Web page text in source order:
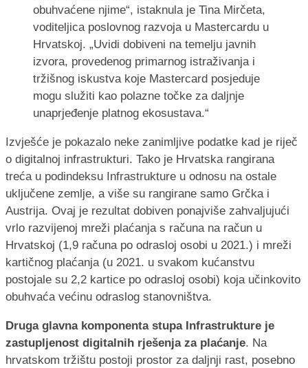
obuhvaćene njime“, istaknula je Tina Mirčeta,
voditeljica poslovnog razvoja u Mastercardu u
Hrvatskoj. „Uvidi dobiveni na temelju javnih
izvora, provedenog primarnog istraživanja i
tržišnog iskustva koje Mastercard posjeduje
mogu služiti kao polazne točke za daljnje
unaprjeđenje platnog ekosustava.“
Izvješće je pokazalo neke zanimljive podatke kad je riječ
o digitalnoj infrastrukturi. Tako je Hrvatska rangirana
treća u podindeksu Infrastrukture u odnosu na ostale
uključene zemlje, a više su rangirane samo Grčka i
Austrija. Ovaj je rezultat dobiven ponajviše zahvaljujući
vrlo razvijenoj mreži plaćanja s računa na račun u
Hrvatskoj (1,9 računa po odrasloj osobi u 2021.) i mreži
kartičnog plaćanja (u 2021. u svakom kućanstvu
postojale su 2,2 kartice po odrasloj osobi) koja učinkovito
obuhvaća većinu odraslog stanovništva.
Druga glavna komponenta stupa Infrastrukture je
zastupljenost digitalnih rješenja za plaćanje. Na
hrvatskom tržištu postoji prostor za daljnji rast, posebno